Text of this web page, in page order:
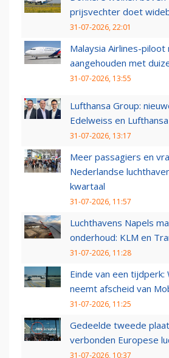
prijsvechter doet
31-07-2026, 22:01
Malaysia Airlines-piloot
aangehouden met
31-07-2026, 13:55
Lufthansa Group:
Edelweiss en
31-07-2026, 13:17
Meer passagiers en
Nederlandse
kwartaal
31-07-2026, 11:57
Luchthavens Napels
onderhoud: KLM en
31-07-2026, 11:28
Einde van een tijdperk:
neemt afscheid van
31-07-2026, 11:25
Gedeelde tweede
verbonden Europese
31-07-2026, 10:37